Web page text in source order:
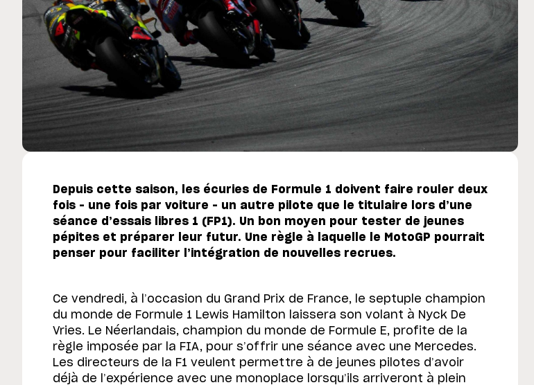
Depuis cette saison, les écuries de Formule 1 doivent faire rouler deux
fois – une fois par voiture – un autre pilote que le titulaire lors d’une
séance d’essais libres 1 (FP1). Un bon moyen pour tester de jeunes
pépites et préparer leur futur. Une règle à laquelle le MotoGP pourrait
penser pour faciliter l’intégration de nouvelles recrues.
Ce vendredi, à l’occasion du Grand Prix de France, le septuple champion
du monde de Formule 1 Lewis Hamilton laissera son volant à Nyck De
Vries. Le Néerlandais, champion du monde de Formule E, profite de la
règle imposée par la FIA, pour s’offrir une séance avec une Mercedes.
Les directeurs de la F1 veulent permettre à de jeunes pilotes d’avoir
déjà de l’expérience avec une monoplace lorsqu’ils arriveront à plein